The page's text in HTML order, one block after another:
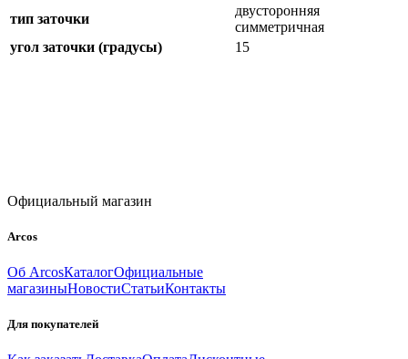
тип заточки
двусторонняя
симметричная
угол заточки (градусы)
15
Официальный магазин
Arcos
Об ArcosКаталогОфициальные
магазиныНовостиСтатьиКонтакты
Для покупателей